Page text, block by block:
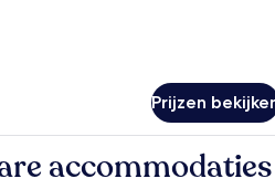
Prijzen
accommodaties